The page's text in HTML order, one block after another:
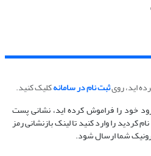
اید، رویثبت نام در سامانهکلیک کنید.
خود را فراموش کرده اید، نشانی پست
کردید را وارد کنید تا لینک بازنشانی رمز
شما ارسال شود.